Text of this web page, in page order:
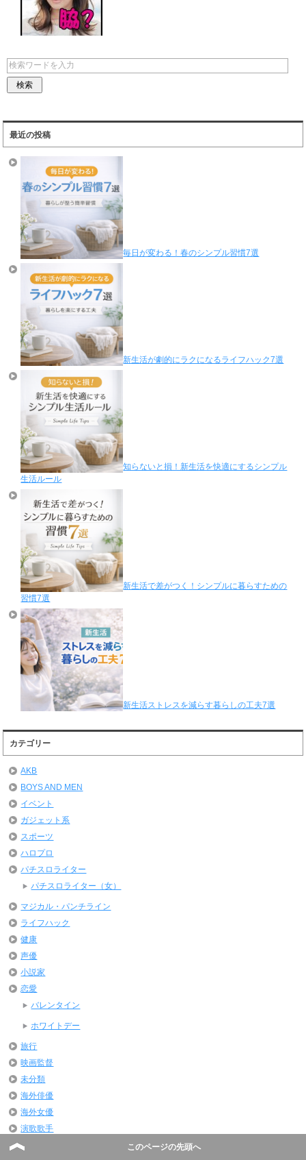
最近の投稿
毎日が変わる！春のシンプル習慣7選
新生活が劇的にラクになるライフハック7選
知らないと損！新生活を快適にするシンプル
生活ルール
新生活で差がつく！シンプルに暮らすための
習慣7選
新生活ストレスを減らす暮らしの工夫7選
カテゴリー
AKB
BOYS AND MEN
イベント
ガジェット系
スポーツ
ハロプロ
パチスロライター
パチスロライター（女）
マジカル・パンチライン
ライフハック
健康
声優
小説家
恋愛
バレンタイン
ホワイトデー
旅行
映画監督
未分類
海外俳優
海外女優
演歌歌手
芸能・エンターテイメント
このページの先頭へ